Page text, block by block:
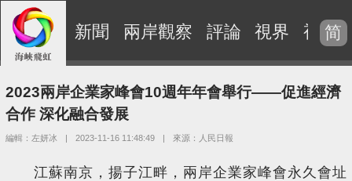
新聞 兩岸觀察 評論 視界 視頻
简
2023兩岸企業家峰會10週年年會舉行——促進經濟
合作 深化融合發展
編輯：左妍冰 | 2023-11-16 11:48:49 | 來源：人民日報
江蘇南京，揚子江畔，兩岸企業家峰會永久會址